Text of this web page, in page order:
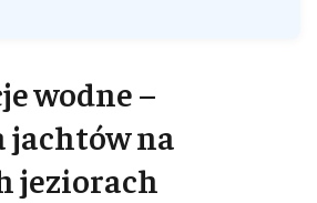
wodne –
jachtów na
jeziorach